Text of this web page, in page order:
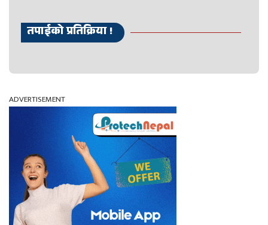
तपाईको प्रतिक्रिया !
ADVERTISEMENT